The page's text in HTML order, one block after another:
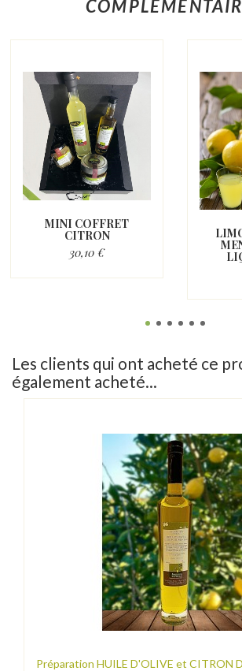
MINI COFFRET
CITRON
30,10 €
Les clients qui ont acheté ce
également acheté...
Préparation HUILE D'OLIVE et CITRON